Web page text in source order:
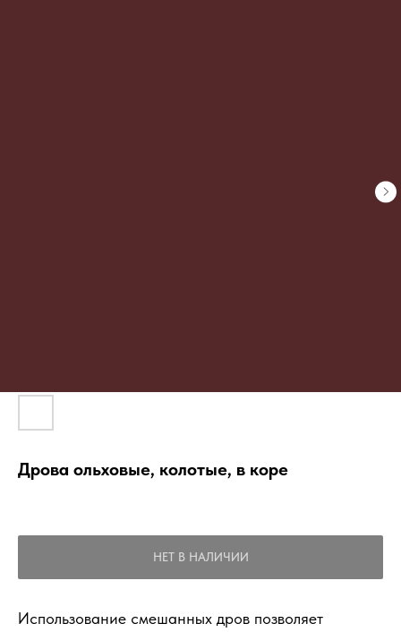
Дрова ольховые, колотые, в коре
НЕТ В НАЛИЧИИ
Использование смешанных дров позволяет